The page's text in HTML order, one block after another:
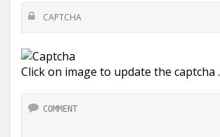
Click on image to update the captcha .